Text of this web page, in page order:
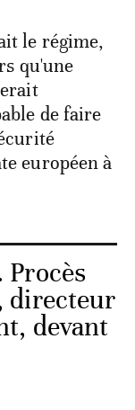
le régime,
qu'une
de faire
européen à
Procès
directeur
devant